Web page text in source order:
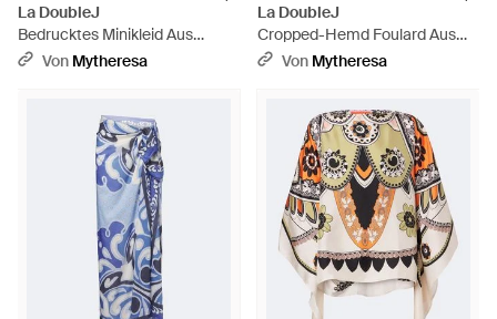
La DoubleJ
Bedrucktes Minikleid Aus
Baumwollpopeline - Weiß
Von Mytheresa
La DoubleJ
Cropped-Hemd Foulard Aus
Baumwoll-Twill - Mehrfarbig
Von Mytheresa